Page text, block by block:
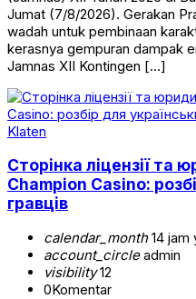
Jumat (7/8/2026). Gerakan
wadah untuk pembinaan
kerasnya gempuran dampak
Jamnas XII Kontingen […]
Klaten
Сторінка ліцензії та
Champion Casino:
гравців
calendar_month14 jam
account_circleadmin
visibility12
0Komentar